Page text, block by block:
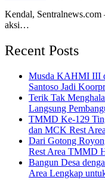
Kendal,
aksi…
Recent Posts
Musda KAHMI III
Santoso Jadi
Terik Tak
Langsung
TMMD Ke-129
dan MCK Rest
Dari Gotong
Rest Area TMMD
Bangun Desa
Area Lengkap